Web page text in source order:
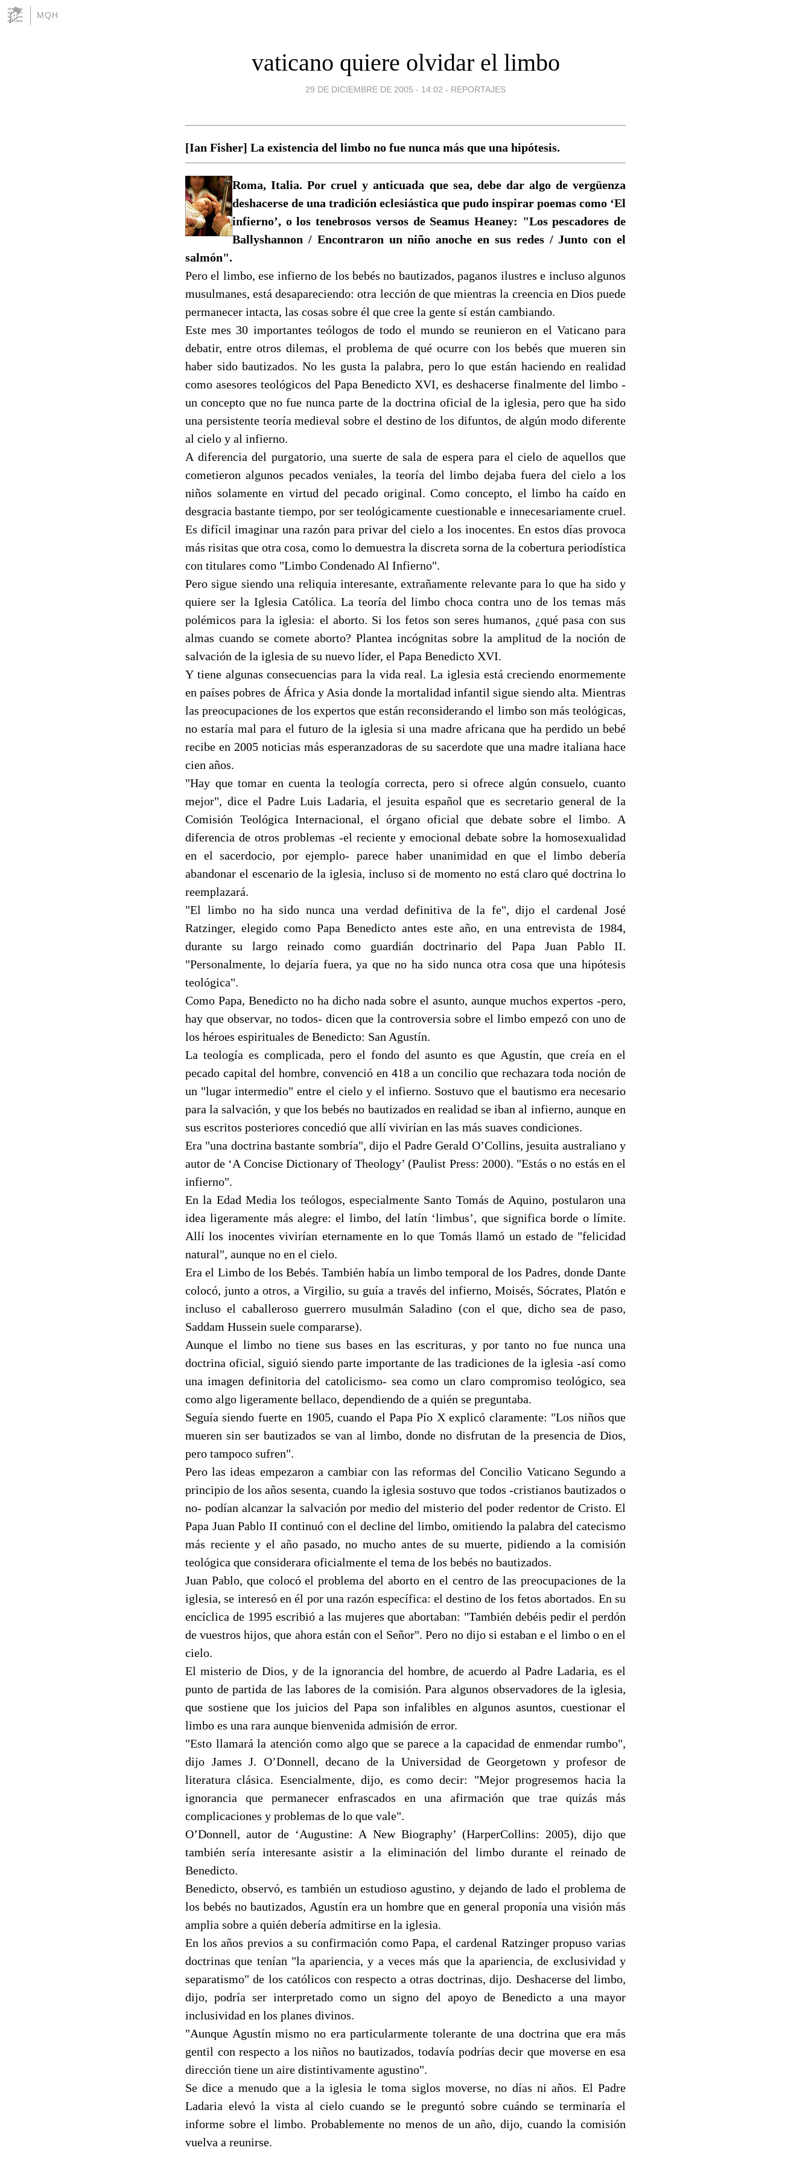
MQH
vaticano quiere olvidar el limbo
29 DE DICIEMBRE DE 2005 - 14:02 - REPORTAJES
[Ian Fisher] La existencia del limbo no fue nunca más que una hipótesis.
Roma, Italia. Por cruel y anticuada que sea, debe dar algo de vergüenza
deshacerse de una tradición eclesiástica que pudo inspirar poemas como ‘El
infierno’, o los tenebrosos versos de Seamus Heaney: "Los pescadores de
Ballyshannon / Encontraron un niño anoche en sus redes / Junto con el
salmón".
Pero el limbo, ese infierno de los bebés no bautizados, paganos ilustres e incluso algunos
musulmanes, está desapareciendo: otra lección de que mientras la creencia en Dios puede
permanecer intacta, las cosas sobre él que cree la gente sí están cambiando.
Este mes 30 importantes teólogos de todo el mundo se reunieron en el Vaticano para
debatir, entre otros dilemas, el problema de qué ocurre con los bebés que mueren sin
haber sido bautizados. No les gusta la palabra, pero lo que están haciendo en realidad
como asesores teológicos del Papa Benedicto XVI, es deshacerse finalmente del limbo -
un concepto que no fue nunca parte de la doctrina oficial de la iglesia, pero que ha sido
una persistente teoría medieval sobre el destino de los difuntos, de algún modo diferente
al cielo y al infierno.
A diferencia del purgatorio, una suerte de sala de espera para el cielo de aquellos que
cometieron algunos pecados veniales, la teoría del limbo dejaba fuera del cielo a los
niños solamente en virtud del pecado original. Como concepto, el limbo ha caído en
desgracia bastante tiempo, por ser teológicamente cuestionable e innecesariamente cruel.
Es difícil imaginar una razón para privar del cielo a los inocentes. En estos días provoca
más risitas que otra cosa, como lo demuestra la discreta sorna de la cobertura periodística
con titulares como "Limbo Condenado Al Infierno".
Pero sigue siendo una reliquia interesante, extrañamente relevante para lo que ha sido y
quiere ser la Iglesia Católica. La teoría del limbo choca contra uno de los temas más
polémicos para la iglesia: el aborto. Si los fetos son seres humanos, ¿qué pasa con sus
almas cuando se comete aborto? Plantea incógnitas sobre la amplitud de la noción de
salvación de la iglesia de su nuevo líder, el Papa Benedicto XVI.
Y tiene algunas consecuencias para la vida real. La iglesia está creciendo enormemente
en países pobres de África y Asia donde la mortalidad infantil sigue siendo alta. Mientras
las preocupaciones de los expertos que están reconsiderando el limbo son más teológicas,
no estaría mal para el futuro de la iglesia si una madre africana que ha perdido un bebé
recibe en 2005 noticias más esperanzadoras de su sacerdote que una madre italiana hace
cien años.
"Hay que tomar en cuenta la teología correcta, pero si ofrece algún consuelo, cuanto
mejor", dice el Padre Luis Ladaria, el jesuita español que es secretario general de la
Comisión Teológica Internacional, el órgano oficial que debate sobre el limbo. A
diferencia de otros problemas -el reciente y emocional debate sobre la homosexualidad
en el sacerdocio, por ejemplo- parece haber unanimidad en que el limbo debería
abandonar el escenario de la iglesia, incluso si de momento no está claro qué doctrina lo
reemplazará.
"El limbo no ha sido nunca una verdad definitiva de la fe", dijo el cardenal José
Ratzinger, elegido como Papa Benedicto antes este año, en una entrevista de 1984,
durante su largo reinado como guardián doctrinario del Papa Juan Pablo II.
"Personalmente, lo dejaría fuera, ya que no ha sido nunca otra cosa que una hipótesis
teológica".
Como Papa, Benedicto no ha dicho nada sobre el asunto, aunque muchos expertos -pero,
hay que observar, no todos- dicen que la controversia sobre el limbo empezó con uno de
los héroes espirituales de Benedicto: San Agustín.
La teología es complicada, pero el fondo del asunto es que Agustín, que creía en el
pecado capital del hombre, convenció en 418 a un concilio que rechazara toda noción de
un "lugar intermedio" entre el cielo y el infierno. Sostuvo que el bautismo era necesario
para la salvación, y que los bebés no bautizados en realidad se iban al infierno, aunque en
sus escritos posteriores concedió que allí vivirían en las más suaves condiciones.
Era "una doctrina bastante sombría", dijo el Padre Gerald O’Collins, jesuita australiano y
autor de ‘A Concise Dictionary of Theology’ (Paulist Press: 2000). "Estás o no estás en el
infierno".
En la Edad Media los teólogos, especialmente Santo Tomás de Aquino, postularon una
idea ligeramente más alegre: el limbo, del latín ‘limbus’, que significa borde o límite.
Allí los inocentes vivirían eternamente en lo que Tomás llamó un estado de "felicidad
natural", aunque no en el cielo.
Era el Limbo de los Bebés. También había un limbo temporal de los Padres, donde Dante
colocó, junto a otros, a Virgilio, su guía a través del infierno, Moisés, Sócrates, Platón e
incluso el caballeroso guerrero musulmán Saladino (con el que, dicho sea de paso,
Saddam Hussein suele compararse).
Aunque el limbo no tiene sus bases en las escrituras, y por tanto no fue nunca una
doctrina oficial, siguió siendo parte importante de las tradiciones de la iglesia -así como
una imagen definitoria del catolicismo- sea como un claro compromiso teológico, sea
como algo ligeramente bellaco, dependiendo de a quién se preguntaba.
Seguía siendo fuerte en 1905, cuando el Papa Pío X explicó claramente: "Los niños que
mueren sin ser bautizados se van al limbo, donde no disfrutan de la presencia de Dios,
pero tampoco sufren".
Pero las ideas empezaron a cambiar con las reformas del Concilio Vaticano Segundo a
principio de los años sesenta, cuando la iglesia sostuvo que todos -cristianos bautizados o
no- podían alcanzar la salvación por medio del misterio del poder redentor de Cristo. El
Papa Juan Pablo II continuó con el decline del limbo, omitiendo la palabra del catecismo
más reciente y el año pasado, no mucho antes de su muerte, pidiendo a la comisión
teológica que considerara oficialmente el tema de los bebés no bautizados.
Juan Pablo, que colocó el problema del aborto en el centro de las preocupaciones de la
iglesia, se interesó en él por una razón específica: el destino de los fetos abortados. En su
encíclica de 1995 escribió a las mujeres que abortaban: "También debéis pedir el perdón
de vuestros hijos, que ahora están con el Señor". Pero no dijo si estaban e el limbo o en el
cielo.
El misterio de Dios, y de la ignorancia del hombre, de acuerdo al Padre Ladaria, es el
punto de partida de las labores de la comisión. Para algunos observadores de la iglesia,
que sostiene que los juicios del Papa son infalibles en algunos asuntos, cuestionar el
limbo es una rara aunque bienvenida admisión de error.
"Esto llamará la atención como algo que se parece a la capacidad de enmendar rumbo",
dijo James J. O’Donnell, decano de la Universidad de Georgetown y profesor de
literatura clásica. Esencialmente, dijo, es como decir: "Mejor progresemos hacia la
ignorancia que permanecer enfrascados en una afirmación que trae quizás más
complicaciones y problemas de lo que vale".
O’Donnell, autor de ‘Augustine: A New Biography’ (HarperCollins: 2005), dijo que
también sería interesante asistir a la eliminación del limbo durante el reinado de
Benedicto.
Benedicto, observó, es también un estudioso agustino, y dejando de lado el problema de
los bebés no bautizados, Agustín era un hombre que en general proponía una visión más
amplia sobre a quién debería admitirse en la iglesia.
En los años previos a su confirmación como Papa, el cardenal Ratzinger propuso varias
doctrinas que tenían "la apariencia, y a veces más que la apariencia, de exclusividad y
separatismo" de los católicos con respecto a otras doctrinas, dijo. Deshacerse del limbo,
dijo, podría ser interpretado como un signo del apoyo de Benedicto a una mayor
inclusividad en los planes divinos.
"Aunque Agustín mismo no era particularmente tolerante de una doctrina que era más
gentil con respecto a los niños no bautizados, todavía podrías decir que moverse en esa
dirección tiene un aire distintivamente agustino".
Se dice a menudo que a la iglesia le toma siglos moverse, no días ni años. El Padre
Ladaria elevó la vista al cielo cuando se le preguntó sobre cuándo se terminaría el
informe sobre el limbo. Probablemente no menos de un año, dijo, cuando la comisión
vuelva a reunirse.